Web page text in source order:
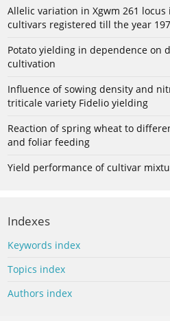
Allelic variation in Xgwm 261
cultivars registered till the year
Potato yielding in dependence on
cultivation
Influence of sowing density and
triticale variety Fidelio yielding
Reaction of spring wheat to
and foliar feeding
Yield performance of cultivar
Indexes
Keywords index
Topics index
Authors index